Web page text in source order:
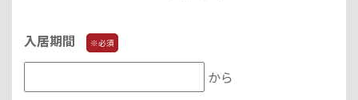
入居期間 ※必須
から